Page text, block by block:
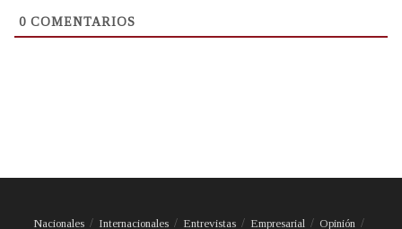
0 COMENTARIOS
Nacionales Internacionales Entrevistas Empresarial Opinión